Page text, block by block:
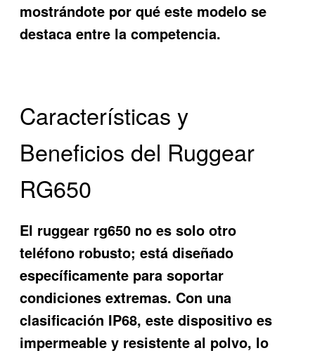
mostrándote por qué este modelo se
destaca entre la competencia.
Características y
Beneficios del Ruggear
RG650
El ruggear rg650 no es solo otro
teléfono robusto; está diseñado
específicamente para soportar
condiciones extremas. Con una
clasificación IP68, este dispositivo es
impermeable y resistente al polvo, lo